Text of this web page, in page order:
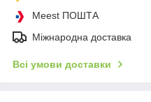
Meest ПОШТА
Міжнародна доставка
Всі умови доставки